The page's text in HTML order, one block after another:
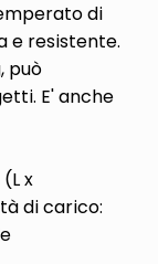
di
e resistente.
può
E' anche
x
di carico: